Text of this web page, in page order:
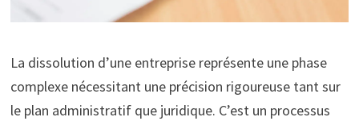
La dissolution d’une entreprise représente une phase
complexe nécessitant une précision rigoureuse tant sur
le plan administratif que juridique. C’est un processus